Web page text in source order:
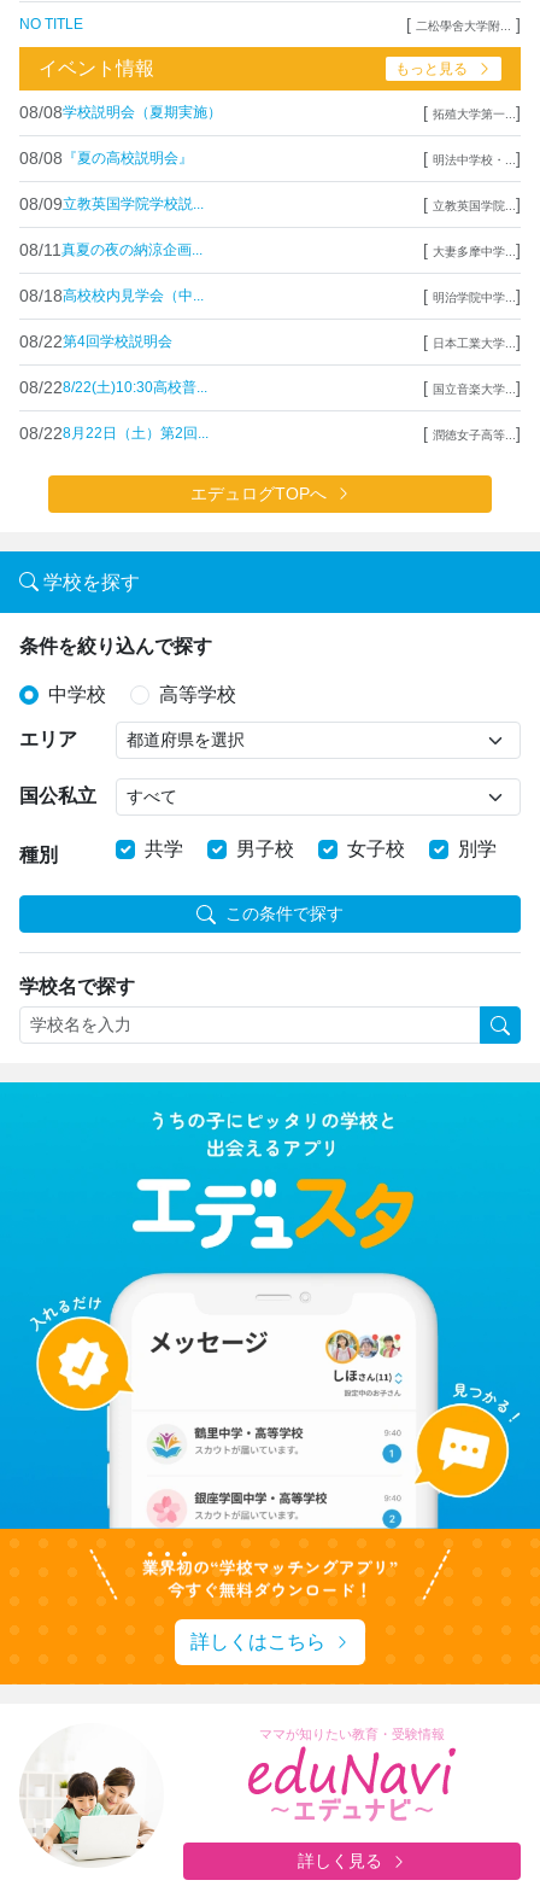
NO TITLE [ 二松學舍大学附... ]
イベント情報 もっと見る
08/08学校説明会（夏期実施） [ 拓殖大学第一... ]
08/08 『夏の高校説明会』 [ 明法中学校・... ]
08/09立教英国学院学校説... [ 立教英国学院... ]
08/11 真夏の夜の納涼企画... [ 大妻多摩中学... ]
08/18高校校内見学会（中... [ 明治学院中学... ]
08/22第4回学校説明会 [ 日本工業大学... ]
08/228/22(土)10:30高校普... [ 国立音楽大学... ]
08/228月22日（土）第2回... [ 潤徳女子高等... ]
エデュログTOPへ
学校を探す
条件を絞り込んで探す
中学校 高等学校
エリア
国公私立
種別 共学 男子校 女子校 別学
この条件で探す
学校名で探す
詳しくはこちら
ママが知りたい教育・受験情報
詳しく見る